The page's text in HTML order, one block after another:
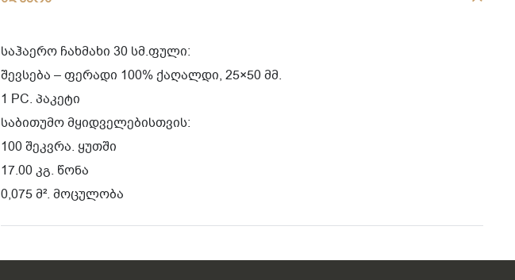
საჰაერო ჩახმახი 30 სმ.ფული:
შევსება – ფერადი 100% ქაღალდი, 25×50 მმ.
1 PC. პაკეტი
საბითუმო მყიდველებისთვის:
100 შეკვრა. ყუთში
17.00 კგ. წონა
0,075 მ². მოცულობა